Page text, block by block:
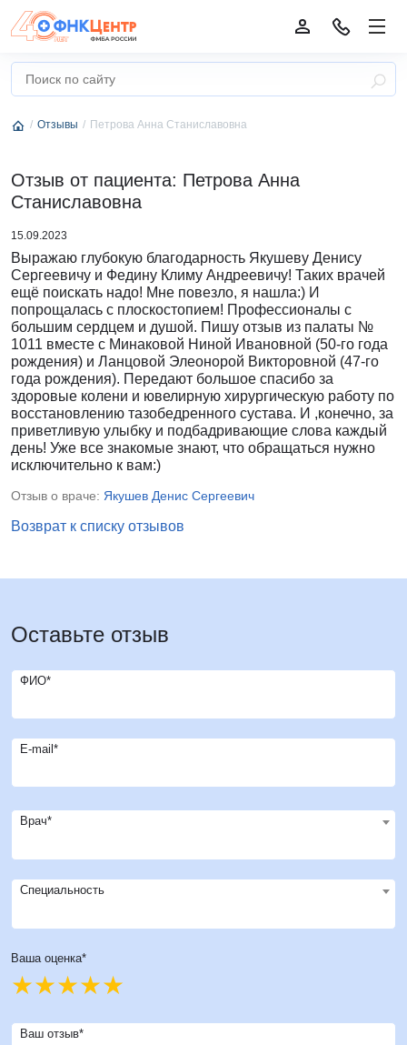
Отзывы Петрова Анна Станиславовна
Отзыв от пациента: Петрова Анна
Станиславовна
15.09.2023
Выражаю глубокую благодарность Якушеву Денису
Сергеевичу и Федину Климу Андреевичу! Таких врачей
ещё поискать надо! Мне повезло, я нашла:) И
попрощалась с плоскостопием! Профессионалы с
большим сердцем и душой. Пишу отзыв из палаты №
1011 вместе с Минаковой Ниной Ивановной (50-го года
рождения) и Ланцовой Элеонорой Викторовной (47-го
года рождения). Передают большое спасибо за
здоровые колени и ювелирную хирургическую работу по
восстановлению тазобедренного сустава. И ,конечно, за
приветливую улыбку и подбадривающие слова каждый
день! Уже все знакомые знают, что обращаться нужно
исключительно к вам:)
Отзыв о враче: Якушев Денис Сергеевич
Возврат к списку отзывов
Оставьте отзыв
ФИО*
E-mail*
Врач*
Специальность
Ваша оценка*
Ваш отзыв*